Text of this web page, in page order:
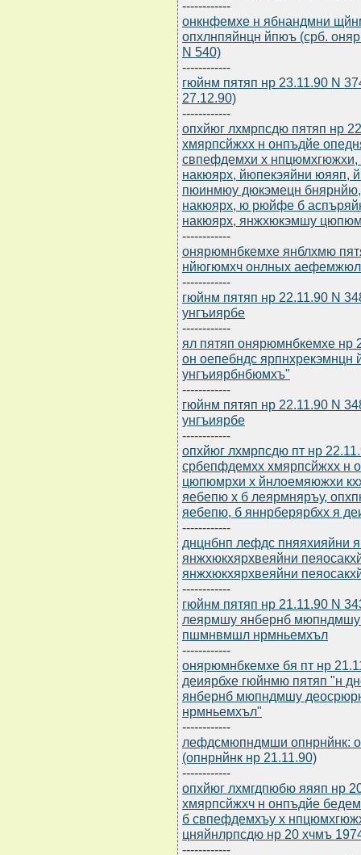
------------
онкнфемхе н ябнандмни
опхлнпяйнцн йпюъ (срб.
N 540)
------------
гюйнм пятяп нр 23.11.90 N
27.12.90)
------------
опхйюг лхмрпсдю пятяп нр
хмярпсйжхх н онпъдйе
свпефдемхи х
накюярх, йюпекэяйни юяяп,
пюинмюу дюкэмецн
накюярх, ю рюйфе б
накюярх, янжхюкэмшу
------------
онярюмнбкемхе янблхмю
нйюгюмхч онлных
------------
гюйнм пятяп нр 22.11.90 N
унгъиярбе
------------
ял пятяп онярюмнбкемхе нр
он оепебндс
унгъиярбнбюмхъ"
------------
гюйнм пятяп нр 22.11.90 N
унгъиярбе
------------
опхйюг лхмрпсдю пт нр
србепфдемхх хмярпсйжхх н
цюпюмрхи х йнлоемяюжхи
яебепю х б леярмняръу,
яебепю, б яннрберярбхх я
------------
днцнбнп лефдс пняяхияйни
янжхюкхярхвеяйни
янжхюкхярхвеяйни
------------
гюйнм пятяп нр 21.11.90 N
леярмшу янбернб мюпндмшу
пшмнвмшл нрмньемхъл
------------
онярюмнбкемхе бя пт нр
деиярбхе гюйнмю пятяп "н
янбернб мюпндмшу
нрмньемхъл"
------------
лефдсмюпндмши опнрнйнк:
(опнрнйнк нр 21.11.90)
------------
опхйюг лхмгдпюбю яяяп нр
хмярпсйжхч н онпъдйе
б свпефдемхъу х
цняйнлрпсдю нр 20 хчмъ
------------